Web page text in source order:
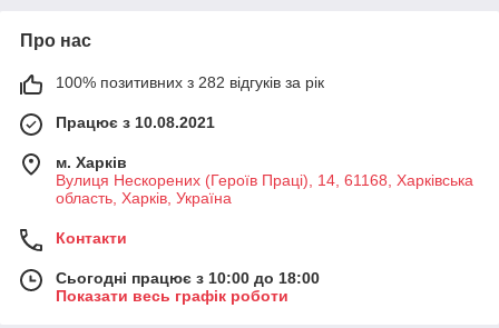
Про нас
100% позитивних з 282 відгуків за рік
Працює з 10.08.2021
м. Харків
Вулиця Нескорених (Героїв Праці), 14, 61168, Харківська
область, Харків, Україна
Контакти
Сьогодні працює з 10:00 до 18:00
Показати весь графік роботи